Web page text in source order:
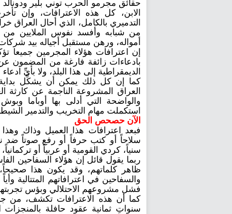
حقائق مجرمو الحرب توني بلير
الابن، كل هذه الاعترافات، وإن
التدميري بالكامل، الذي أحال العراق
من شبابه وأفسد نفوس الملايين من
أمواله، ورهن مستقبل أجياله بيد
إن اعترافات هؤلاء المجرمين جميعا
بادعاءات زائفة فارغة من المضمون
الديمقراطية إلى هذا البلد، ولا بأيِّ
كما إن كل ذلك يمكن أن يشكِّل بداية
العراق المشروعة الناجمة عن كارثة
والواضحة التي أدلى بها أوباما وبوش
استكملت مهام التخريب والتدمير
الآن حصحص الحق
فبعد اعترافات هذا العميل وذاك
سلاحاً أو كتب حرفاً أو رفع صوتاً ضد
سنياً، كردي القومية أو عربياً أو
‏ربما يقول قائل إن هؤلاء السفاحين
ظاهر كلماتهم، وقد يكون هذا
والسفاحين في اعترافاتهم المتتالية
فشل مشروعهم الاحتلالي وبؤس
كما أن هذه الاعترافات تكشف، من
سنواتِ ثمانية عقود حافلة